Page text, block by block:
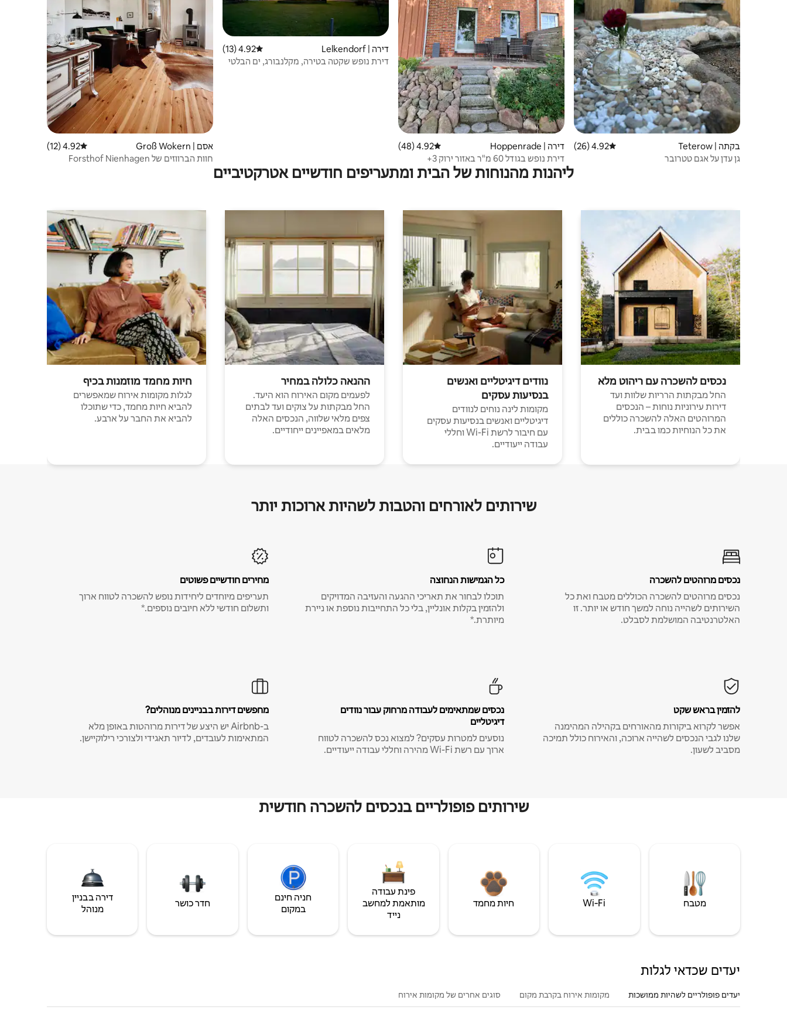
בקתה | Teterow דירוג ממוצע של 4.92 מתוך 5, 26 ביקורות
4.92 (26)
גן עדן על אגם טטרובר
דירה | Hoppenrade דירוג ממוצע של 4.92 מתוך 5, 48 ביקורות
4.92 (48)
דירת נופש בגודל 60 מ"ר באזור ירוק 3+
דירה | Lelkendorf דירוג ממוצע של 4.92 מתוך 5, 13 ביקורות
4.92 (13)
דירת נופש שקטה בטירה, מקלנבורג, ים הבלטי
אסם | Groß Wokern דירוג ממוצע של 4.92 מתוך 5, 12 ביקורות
4.92 (12)
חוות הברווזים של Forsthof Nienhagen
ליהנות מהנוחות של הבית ומתעריפים חודשיים אטרקטיביים
נכסים להשכרה עם ריהוט מלא
החל מבקתות הרריות שלוות ועד
דירות עירוניות נוחות – הנכסים
המרוהטים האלה להשכרה כוללים
את כל הנוחיות כמו בבית.
נוודים דיגיטליים ואנשים
בנסיעות עסקים
מקומות לינה נוחים לנוודים
דיגיטליים ואנשים בנסיעות עסקים
עם חיבור לרשת Wi-Fi וחללי
עבודה ייעודיים.
ההנאה כלולה במחיר
לפעמים מקום האירוח הוא היעד.
החל מבקתות על צוקים ועד לבתים
צפים מלאי שלווה, הנכסים האלה
מלאים במאפיינים ייחודיים.
חיות מחמד מוזמנות בכיף
לגלות מקומות אירוח שמאפשרים
להביא חיות מחמד, כדי שתוכלו
להביא את החבר על ארבע.
שירותים לאורחים והטבות לשהיות ארוכות יותר
נכסים מרוהטים להשכרה
נכסים מרוהטים להשכרה הכוללים מטבח ואת כל
השירותים לשהייה נוחה למשך חודש או יותר. זו
האלטרנטיבה המושלמת לסבלט.
כל הגמישות הנחוצה
תוכלו לבחור את תאריכי ההגעה והעזיבה המדויקים
ולהזמין בקלות אונליין, בלי כל התחייבות נוספת או ניירת
מיותרת.*
מחירים חודשיים פשוטים
תעריפים מיוחדים ליחידות נופש להשכרה לטווח ארוך
ותשלום חודשי ללא חיובים נוספים.*
להזמין בראש שקט
אפשר לקרוא ביקורות מהאורחים בקהילה המהימנה
שלנו לגבי הנכסים לשהייה ארוכה, והאירוח כולל תמיכה
מסביב לשעון.
נכסים שמתאימים לעבודה מרחוק עבור נוודים
דיגיטליים
נוסעים למטרות עסקים? למצוא נכס להשכרה לטווח
ארוך עם רשת Wi-Fi מהירה וחללי עבודה ייעודיים.
מחפשים דירות בבניינים מנוהלים?
ב-Airbnb יש היצע של דירות מרוהטות באופן מלא
המתאימות לעובדים, לדיור תאגידי ולצורכי רילוקיישן.
שירותים פופולריים בנכסים להשכרה חודשית
מטבח Wi‑Fi חיות מחמד
פינת עבודה
מותאמת למחשב
נייד
חניה חינם
במקום
חדר כושר
דירה בבניין
מנוהל
יעדים שכדאי לגלות
יעדים פופולריים לשהיות ממושכות מקומות אירוח בקרבת מקום סוגים אחרים של מקומות אירוח